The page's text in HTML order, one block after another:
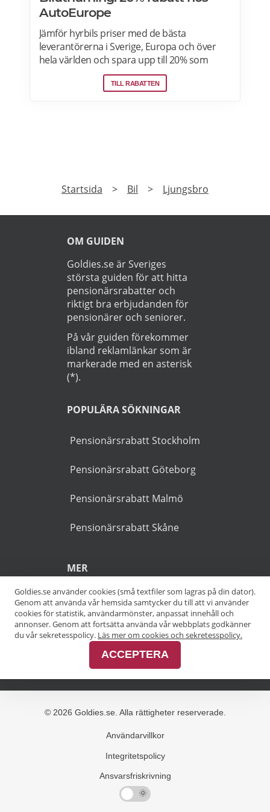
AutoEurope
Jämför hyrbils priser med de bästa
leverantörerna i Sverige, Europa och över
hela världen och spara upp till 20% som
medlem! Upptäck speciella priser på Auto
Europe hemsida!TILL RABATTEN
Prenumerera på vårt nyhetsbrev och få exklusiv
Läs Integritetspolicy
Startsida
OM GUIDEN
största guiden för att hitta
riktigt bra erbjudanden för
På vår guiden förekommer
markerade med en asterisk
Pensionärsrabatt Stockholm
Pensionärsrabatt Göteborg
Pensionärsrabatt Malmö
Pensionärsrabatt Skåne
Alla kategorier
Alla varumärken
Goldies.se använder cookies (små textfiler som lagras på din dator).
Genom att använda vår hemsida samtycker du till att vi använder
cookies för statistik, användarmönster, anpassat innehåll och
annonser. Genom att fortsätta använda vår webbplats godkänner
du vår sekretesspolicy. Läs mer om cookies och sekretesspolicy.
ACCEPTERA